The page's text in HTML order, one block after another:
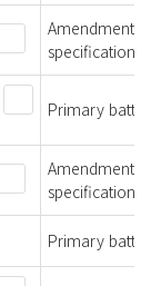
Amendment
specifications
Primary
Amendment
specifications
Primary